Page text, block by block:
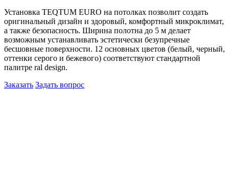
Установка TEQTUM EURO на потолках позволит создать
оригинальный дизайн и здоровый, комфортный микроклимат,
а также безопасность. Ширина полотна до 5 м делает
возможным устанавливать эстетически безупречные
бесшовные поверхности. 12 основных цветов (белый, черный,
оттенки серого и бежевого) соответствуют стандартной
палитре ral design.
Заказать Задать вопрос